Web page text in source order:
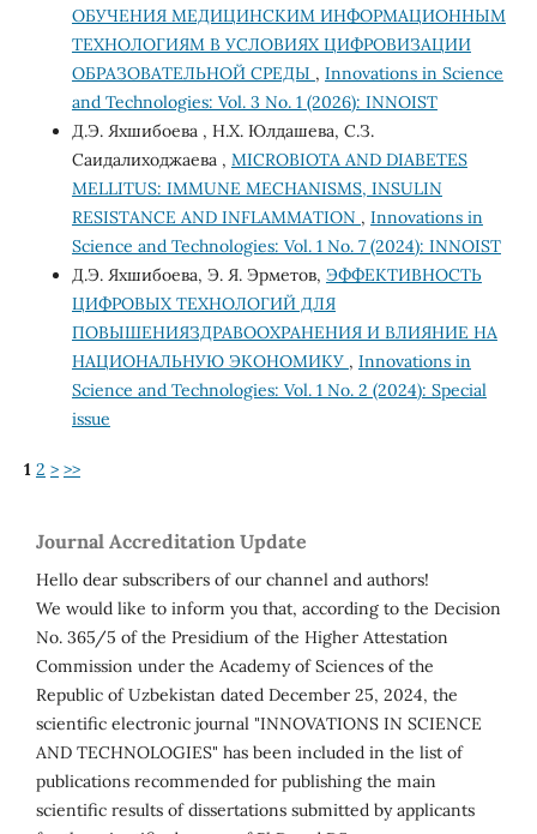
ОБУЧЕНИЯ МЕДИЦИНСКИМ ИНФОРМАЦИОННЫМ
ТЕХНОЛОГИЯМ В УСЛОВИЯХ ЦИФРОВИЗАЦИИ
ОБРАЗОВАТЕЛЬНОЙ СРЕДЫ , Innovations in Science
and Technologies: Vol. 3 No. 1 (2026): INNOIST
Д.Э. Яхшибоева , Н.Х. Юлдашева, С.З.
Саидалиходжаева , MICROBIOTA AND DIABETES
MELLITUS: IMMUNE MECHANISMS, INSULIN
RESISTANCE AND INFLAMMATION , Innovations in
Science and Technologies: Vol. 1 No. 7 (2024): INNOIST
Д.Э. Яхшибоева, Э. Я. Эрметов, ЭФФЕКТИВНОСТЬ
ЦИФРОВЫХ ТЕХНОЛОГИЙ ДЛЯ
ПОВЫШЕНИЯЗДРАВООХРАНЕНИЯ И ВЛИЯНИЕ НА
НАЦИОНАЛЬНУЮ ЭКОНОМИКУ , Innovations in
Science and Technologies: Vol. 1 No. 2 (2024): Special
issue
1 2 > >>
Journal Accreditation Update
Hello dear subscribers of our channel and authors!
We would like to inform you that, according to the Decision
No. 365/5 of the Presidium of the Higher Attestation
Commission under the Academy of Sciences of the
Republic of Uzbekistan dated December 25, 2024, the
scientific electronic journal "INNOVATIONS IN SCIENCE
AND TECHNOLOGIES" has been included in the list of
publications recommended for publishing the main
scientific results of dissertations submitted by applicants